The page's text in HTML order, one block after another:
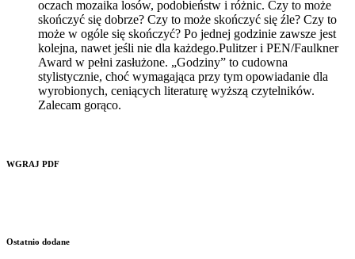
oczach mozaika losów, podobieństw i różnic. Czy to może
skończyć się dobrze? Czy to może skończyć się źle? Czy to
może w ogóle się skończyć? Po jednej godzinie zawsze jest
kolejna, nawet jeśli nie dla każdego.Pulitzer i PEN/Faulkner
Award w pełni zasłużone. „Godziny” to cudowna
stylistycznie, choć wymagająca przy tym opowiadanie dla
wyrobionych, ceniących literaturę wyższą czytelników.
Zalecam gorąco.
WGRAJ PDF
Ostatnio dodane